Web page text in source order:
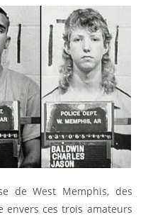
de West Memphis, des
envers ces trois amateurs